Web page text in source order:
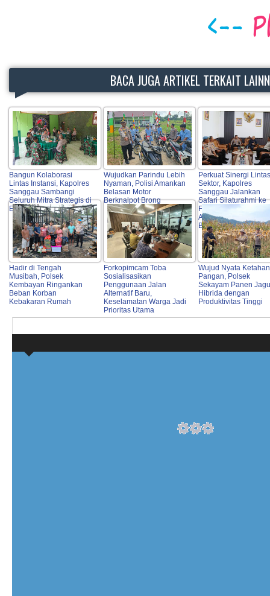
BACA JUGA ARTIKEL TERKAIT
Bangun Kolaborasi
Lintas Instansi, Kapolres
Sanggau Sambangi
Seluruh Mitra Strategis di
Entikong
Wujudkan Parindu Lebih
Nyaman, Polisi Amankan
Belasan Motor
Berknalpot Brong
Perkuat Sinergi Lintas
Sektor, Kapolres
Sanggau Jalankan
Safari Silaturahmi ke
Forkopimda, Tokoh
Agama, OPD hingga
Bulog
Hadir di Tengah
Musibah, Polsek
Kembayan Ringankan
Beban Korban
Kebakaran Rumah
Forkopimcam Toba
Sosialisasikan
Penggunaan Jalan
Alternatif Baru,
Keselamatan Warga Jadi
Prioritas Utama
Wujud Nyata
Pangan, Polsek
Sekayam Panen
Hibrida dengan
Produktivitas Tinggi